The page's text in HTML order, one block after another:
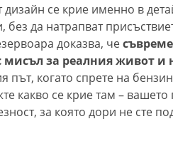
дизайн се крие именно в
без да натрапват
доказва, че
мисъл за реалния живот и
път, когато спрете на
какво се крие там –
за която дори не сте